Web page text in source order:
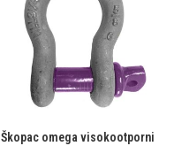
Škopac omega visokootporni